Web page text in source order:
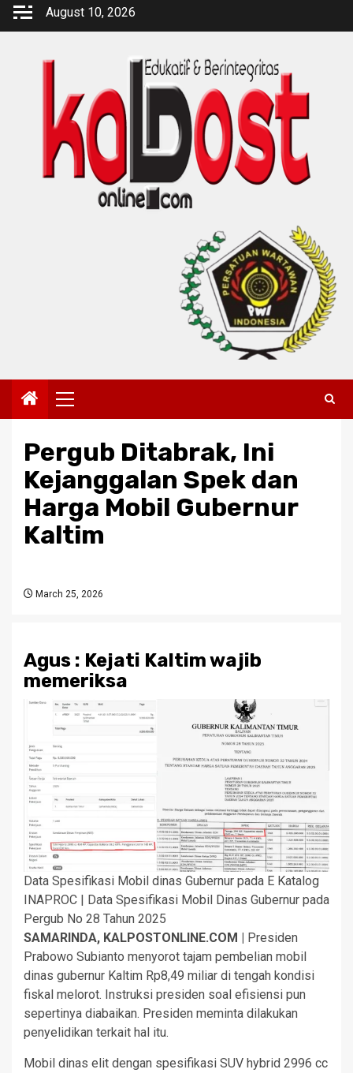
Skip
August 10, 2026
Primary
Menu
Pergub Ditabrak, Ini
Kejanggalan Spek dan
Harga Mobil Gubernur
Kaltim
March 25, 2026
Agus : Kejati Kaltim wajib
memeriksa
Data Spesifikasi Mobil dinas Gubernur pada E Katalog
INAPROC | Data Spesifikasi Mobil Dinas Gubernur pada
Pergub No 28 Tahun 2025
SAMARINDA, KALPOSTONLINE.COM | Presiden
Prabowo Subianto menyorot tajam pembelian mobil
dinas gubernur Kaltim Rp8,49 miliar di tengah kondisi
fiskal melorot. Instruksi presiden soal efisiensi pun
sepertinya diabaikan. Presiden meminta dilakukan
penyelidikan terkait hal itu.
Mobil dinas elit dengan spesifikasi SUV hybrid 2996 cc